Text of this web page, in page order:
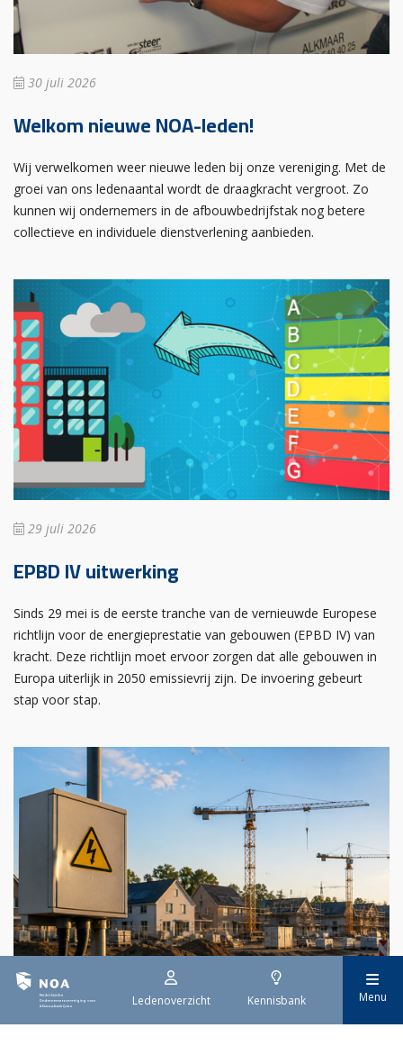
Ledenoverzicht Kennisbank Menu
30 juli 2026
Welkom nieuwe NOA-leden!
Wij verwelkomen weer nieuwe leden bij onze vereniging. Met de
groei van ons ledenaantal wordt de draagkracht vergroot. Zo
kunnen wij ondernemers in de afbouwbedrijfstak nog betere
collectieve en individuele dienstverlening aanbieden.
29 juli 2026
EPBD IV uitwerking
Sinds 29 mei is de eerste tranche van de vernieuwde Europese
richtlijn voor de energieprestatie van gebouwen (EPBD IV) van
kracht. Deze richtlijn moet ervoor zorgen dat alle gebouwen in
Europa uiterlijk in 2050 emissievrij zijn. De invoering gebeurt
stap voor stap.
29 juli 2026